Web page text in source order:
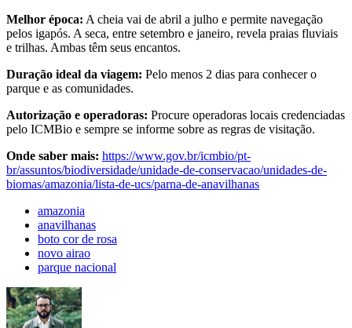
Melhor época: A cheia vai de abril a julho e permite navegação
pelos igapós. A seca, entre setembro e janeiro, revela praias fluviais
e trilhas. Ambas têm seus encantos.
Duração ideal da viagem: Pelo menos 2 dias para conhecer o
parque e as comunidades.
Autorização e operadoras: Procure operadoras locais credenciadas
pelo ICMBio e sempre se informe sobre as regras de visitação.
Onde saber mais: https://www.gov.br/icmbio/pt-
br/assuntos/biodiversidade/unidade-de-conservacao/unidades-de-
biomas/amazonia/lista-de-ucs/parna-de-anavilhanas
amazonia
anavilhanas
boto cor de rosa
novo airao
parque nacional